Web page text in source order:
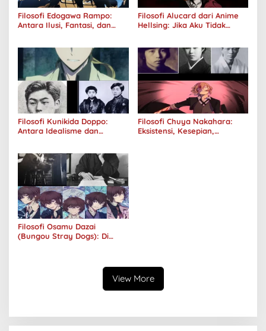
Filosofi Edogawa Rampo:
Antara Ilusi, Fantasi, dan
Filosofi Alucard dari Anime
Hellsing: Jika Aku Tidak
Filosofi Kunikida Doppo:
Antara Idealisme dan
Filosofi Chuya Nakahara:
Eksistensi, Kesepian,
Filosofi Osamu Dazai
(Bungou Stray Dogs): Di
View More